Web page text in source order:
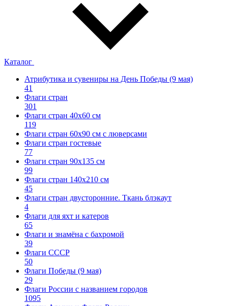
Каталог
Атрибутика и сувениры на День Победы (9 мая)
41
Флаги стран
301
Флаги стран 40х60 см
119
Флаги стран 60x90 см с люверсами
Флаги стран гостевые
77
Флаги стран 90х135 см
99
Флаги стран 140х210 см
45
Флаги стран двусторонние. Ткань блэкаут
4
Флаги для яхт и катеров
65
Флаги и знамёна с бахромой
39
Флаги СССР
50
Флаги Победы (9 мая)
29
Флаги России с названием городов
1095